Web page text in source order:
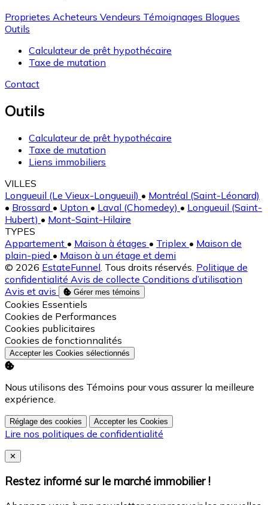
Proprietes Acheteurs Vendeurs Témoignages Blogues
Outils
Calculateur de prêt hypothécaire
Taxe de mutation
Contact
Outils
Calculateur de prêt hypothécaire
Taxe de mutation
Liens immobiliers
VILLES
Longueuil (Le Vieux-Longueuil) • Montréal (Saint-Léonard)
• Brossard • Upton • Laval (Chomedey) • Longueuil (Saint-
Hubert) • Mont-Saint-Hilaire
TYPES
Appartement • Maison à étages • Triplex • Maison de
plain-pied • Maison à un étage et demi
© 2026 EstateFunnel. Tous droits réservés. Politique de
confidentialité Avis de collecte Conditions d’utilisation
Avis et avis
Gérer mes témoins
Activer
Cookies Essentiels
Activer
Cookies de Performances
Activer
Cookies publicitaires
Activer
Cookies de fonctionnalités
Accepter les Cookies sélectionnés
Nous utilisons des Témoins pour vous assurer la meilleure
expérience.
Réglage des cookies Accepter les Cookies
Lire nos politiques de confidentialité
Close
✕
Restez informé sur le marché immobilier !